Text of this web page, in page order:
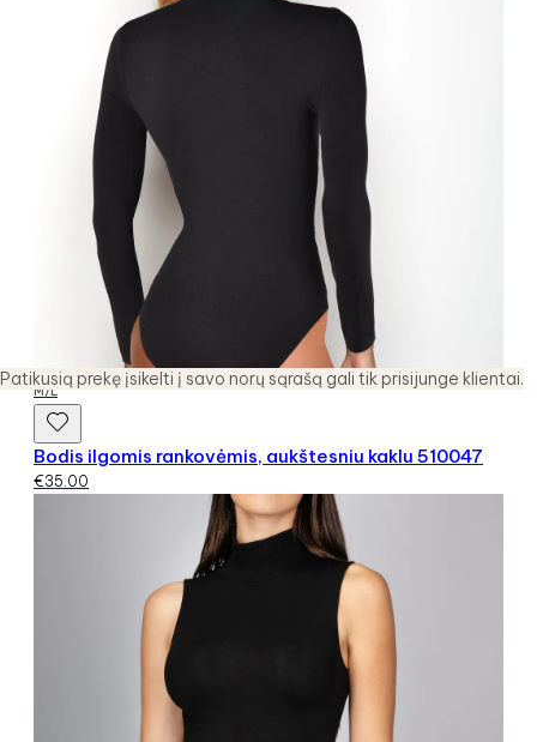
Patikusią prekę įsikelti į savo norų sąrašą gali tik prisijunge klientai.
M/L
Bodis ilgomis rankovėmis, aukštesniu kaklu 510047
€35.00